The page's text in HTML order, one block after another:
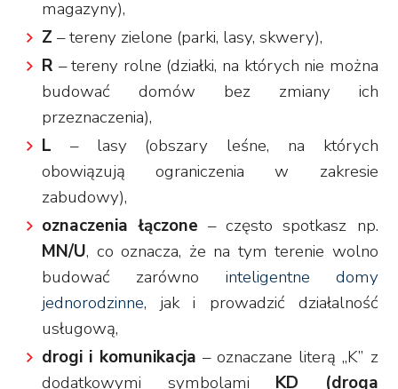
magazyny),
Z – tereny zielone (parki, lasy, skwery),
R – tereny rolne (działki, na których nie można
budować domów bez zmiany ich
przeznaczenia),
L – lasy (obszary leśne, na których
obowiązują ograniczenia w zakresie
zabudowy),
oznaczenia łączone – często spotkasz np.
MN/U, co oznacza, że na tym terenie wolno
budować zarówno inteligentne domy
jednorodzinne, jak i prowadzić działalność
usługową,
drogi i komunikacja – oznaczane literą „K” z
dodatkowymi symbolami KD (droga